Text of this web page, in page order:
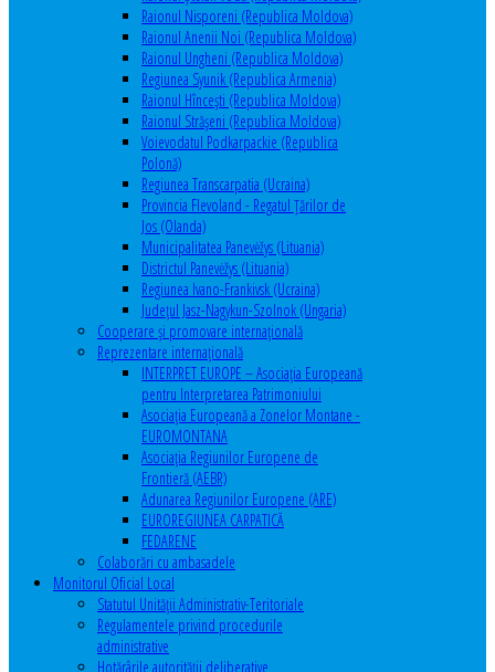
Raionul Nisporeni (Republica Moldova)
Raionul Anenii Noi (Republica Moldova)
Raionul Ungheni (Republica Moldova)
Regiunea Syunik (Republica Armenia)
Raionul Hîncești (Republica Moldova)
Raionul Străşeni (Republica Moldova)
Voievodatul Podkarpackie (Republica
Polonă)
Regiunea Transcarpatia (Ucraina)
Provincia Flevoland - Regatul Ţărilor de
Jos (Olanda)
Municipalitatea Panevėžys (Lituania)
Districtul Panevėžys (Lituania)
Regiunea Ivano-Frankivsk (Ucraina)
Judeţul Jasz-Nagykun-Szolnok (Ungaria)
Cooperare şi promovare internaţională
Reprezentare internaţională
INTERPRET EUROPE – Asociația Europeană
pentru Interpretarea Patrimoniului
Asociația Europeană a Zonelor Montane -
EUROMONTANA
Asociația Regiunilor Europene de
Frontieră (AEBR)
Adunarea Regiunilor Europene (ARE)
EUROREGIUNEA CARPATICĂ
FEDARENE
Colaborări cu ambasadele
Monitorul Oficial Local
Statutul Unităţii Administrativ-Teritoriale
Regulamentele privind procedurile
administrative
Hotărârile autorităţii deliberative